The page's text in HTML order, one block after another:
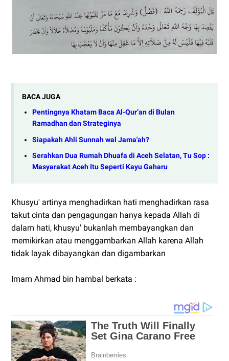
BACA JUGA
Pentingnya Khatam Baca Al-Qur’an di Bulan
Ramadhan dan Strateginya
Siapakah Ahli Sunnah wal Jama'ah?
Serahkan Dua Rumah Dhuafa di Aceh Selatan, Tu Sop :
Masyarakat Aceh Itu Seperti Kayu Gaharu
Khusyu' artinya menghadirkan hati menghadirkan rasa
takut cinta dan pengagungan hanya kepada Allah di
dalam hati, khusyu' bukanlah membayangkan dan
memikirkan atau menggambarkan Allah karena Allah
tidak layak dibayangkan dan digambarkan
Imam Ahmad bin hambal berkata :